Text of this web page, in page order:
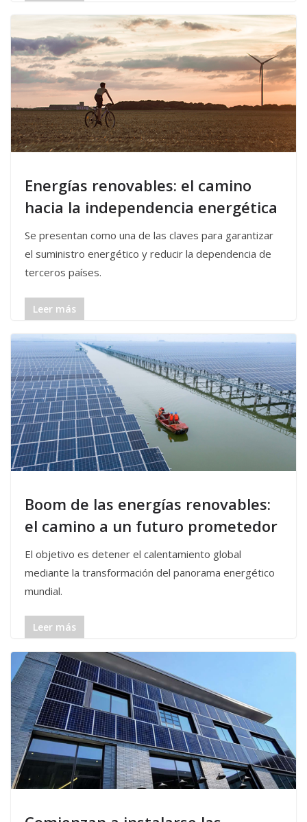
Energías renovables: el camino
hacia la independencia energética
Se presentan como una de las claves para garantizar
el suministro energético y reducir la dependencia de
terceros países.
Leer más
Boom de las energías renovables:
el camino a un futuro prometedor
El objetivo es detener el calentamiento global
mediante la transformación del panorama energético
mundial.
Leer más